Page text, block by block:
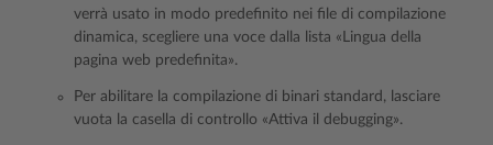
verrà usato in modo predefinito nei file di compilazione
dinamica, scegliere una voce dalla lista «Lingua della
pagina web predefinita».
Per abilitare la compilazione di binari standard, lasciare
vuota la casella di controllo «Attiva il debugging».